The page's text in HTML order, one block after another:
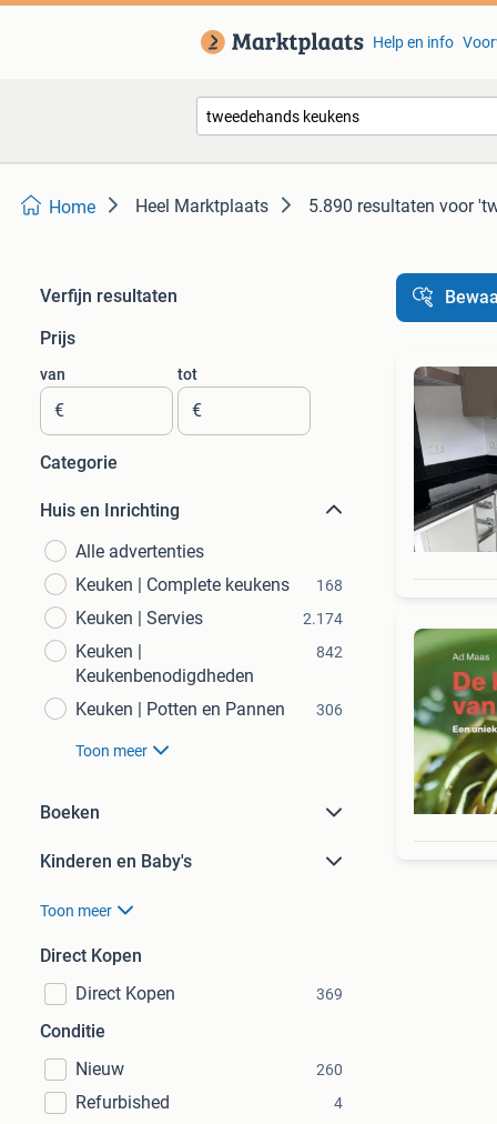
Help en info
Home Heel Marktplaats 5.890 resultaten voor
Verfijn resultaten
Prijs
van
€
tot
€
Categorie
Huis en Inrichting
Alle advertenties
Keuken | Complete keukens
168
Keuken | Servies 2.174
Keuken |
Keukenbenodigdheden
842
Keuken | Potten en Pannen 306
Toon meer
Boeken
Kinderen en Baby's
Toon meer
Direct Kopen
Direct Kopen
369
Conditie
Nieuw
260
Refurbished 4